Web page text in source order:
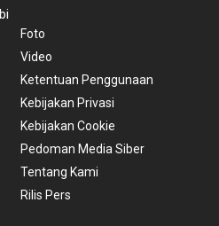
Foto
Video
Ketentuan Penggunaan
Kebijakan Privasi
Kebijakan Cookie
Pedoman Media Siber
Tentang Kami
Rilis Pers